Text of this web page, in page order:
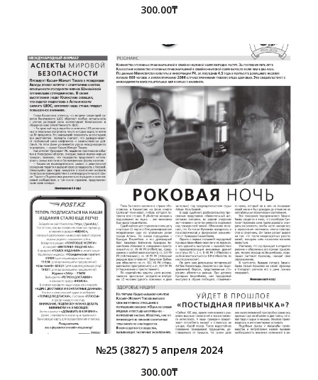
300.00₸
№25 (3827) 5 апреля 2024
300.00₸